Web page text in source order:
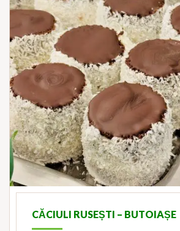
CĂCIULI RUSEȘTI – BUTOIAȘE